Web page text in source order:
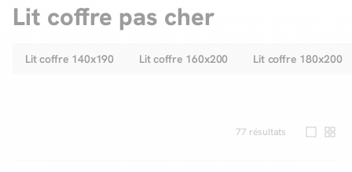
Lit coffre pas cher
Lit coffre 140x190 Lit coffre 160x200 Lit coffre 180x200
77 résultats